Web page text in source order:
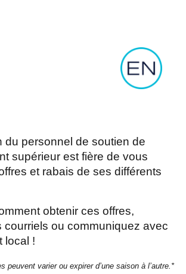
du personnel de soutien de
supérieur est fière de vous
et rabais de ses différents
obtenir ces offres,
courriels ou communiquez avec
local !
peuvent varier ou expirer d’une saison à l’autre.*